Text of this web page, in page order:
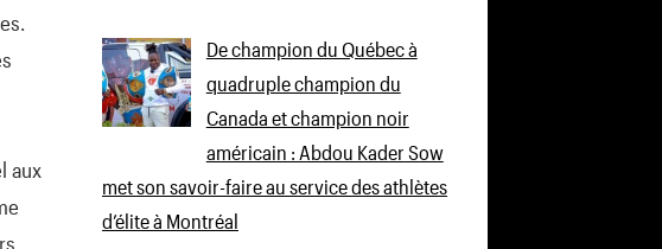
aux
De champion du Québec à
quadruple champion du
Canada et champion noir
américain : Abdou Kader Sow
met son savoir-faire au service des athlètes
d’élite à Montréal